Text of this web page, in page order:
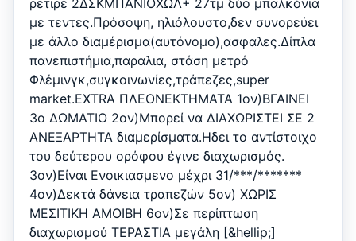
ρετιρέ 2ΔΣΚΜΠΑΝΙΟΧΩΛ+ 27τμ δύο μπαλκόνια
με τεντες.Πρόσοψη, ηλιόλουστο,δεν συνορεύει
με άλλο διαμέρισμα(αυτόνομο),ασφαλες.Δίπλα
πανεπιστήμια,παραλια, στάση μετρό
Φλέμινγκ,συγκοινωνίες,τράπεζες,super
market.EXTRA ΠΛΕΟΝΕΚΤΗΜΑΤΑ 1ον)ΒΓΑΙΝΕΙ
3ο ΔΩΜΑΤΙΟ 2ον)Μπορεί να ΔΙΑΧΩΡΙΣΤΕΙ ΣΕ 2
ΑΝΕΞΑΡΤΗΤΑ διαμερίσματα.Ηδει το αντίστοιχο
του δεύτερου ορόφου έγινε διαχωρισμός.
3ον)Είναι Ενοικιασμενο μέχρι 31/***/*******
4ον)Δεκτά δάνεια τραπεζών 5ον) ΧΩΡΙΣ
ΜΕΣΙΤΙΚΗ ΑΜΟΙΒΗ 6ον)Σε περίπτωση
διαχωρισμού ΤΕΡΑΣΤΙΑ μεγάλη [&hellip;]